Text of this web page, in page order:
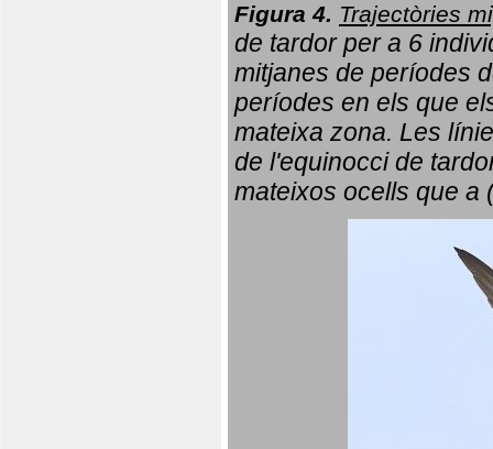
Figura 4. Trajectòries
de tardor per a 6
mitjanes de períodes
períodes en els que
mateixa zona. Les
de l'equinocci de
mateixos ocells que a